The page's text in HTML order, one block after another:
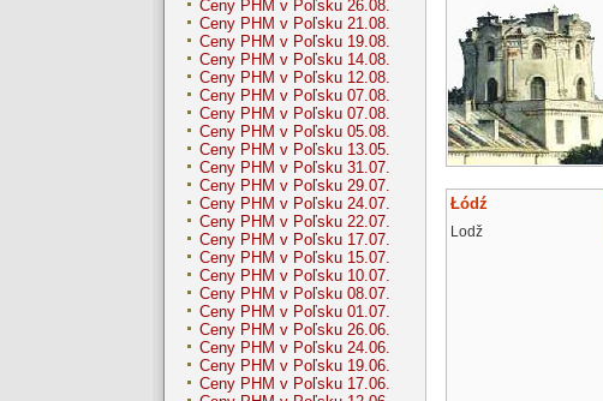
Ceny PHM v Poľsku 26.08.
Ceny PHM v Poľsku 21.08.
Ceny PHM v Poľsku 19.08.
Ceny PHM v Poľsku 14.08.
Ceny PHM v Poľsku 12.08.
Ceny PHM v Poľsku 07.08.
Ceny PHM v Poľsku 07.08.
Ceny PHM v Poľsku 05.08.
Ceny PHM v Poľsku 13.05.
Ceny PHM v Poľsku 31.07.
Ceny PHM v Poľsku 29.07.
Ceny PHM v Poľsku 24.07.
Ceny PHM v Poľsku 22.07.
Ceny PHM v Poľsku 17.07.
Ceny PHM v Poľsku 15.07.
Ceny PHM v Poľsku 10.07.
Ceny PHM v Poľsku 08.07.
Ceny PHM v Poľsku 01.07.
Ceny PHM v Poľsku 26.06.
Ceny PHM v Poľsku 24.06.
Ceny PHM v Poľsku 19.06.
Ceny PHM v Poľsku 17.06.
Łódź
Lodž